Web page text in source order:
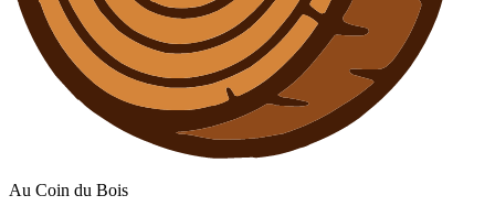
Au Coin du Bois